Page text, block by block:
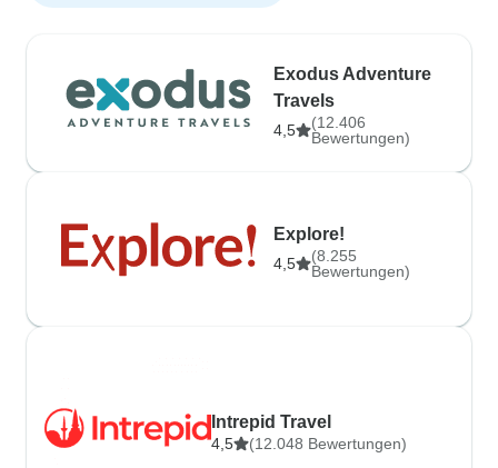
Exodus Adventure
Travels
4,5
(12.406
Bewertungen)
Explore!
4,5
(8.255
Bewertungen)
Intrepid Travel
4,5 (12.048 Bewertungen)